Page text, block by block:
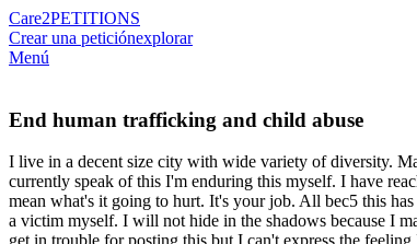
Care2PETITIONS
Crear una peticiónexplorar
Menú
End human trafficking and child abuse
I live in a decent size city with wide variety of diversity.
currently speak of this I'm enduring this myself. I have
mean what's it going to hurt. It's your job. All bec5 this
a victim myself. I will not hide in the shadows because I